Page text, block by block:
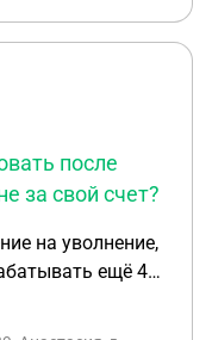
после
за свой счет?
на уволнение,
ещё 4
за свой счет.